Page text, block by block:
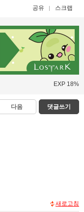
공유 스크랩
EXP 18%
다음 댓글쓰기
새로고침